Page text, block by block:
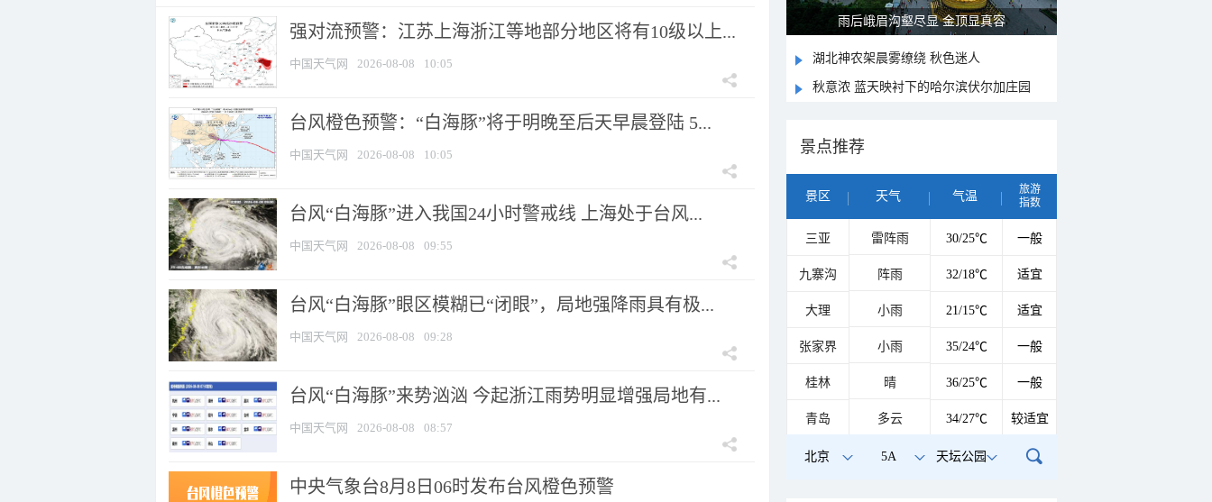
强对流预警：江苏上海浙江等地部分地区将有10级以上...
中国天气网 2026-08-08 10:05
台风橙色预警：“白海豚”将于明晚至后天早晨登陆 5...
中国天气网 2026-08-08 10:05
台风“白海豚”进入我国24小时警戒线 上海处于台风...
中国天气网 2026-08-08 09:55
台风“白海豚”眼区模糊已“闭眼”，局地强降雨具有极...
中国天气网 2026-08-08 09:28
台风“白海豚”来势汹汹 今起浙江雨势明显增强局地有...
中国天气网 2026-08-08 08:57
中央气象台8月8日06时发布台风橙色预警
雨后峨眉沟壑尽显 金顶显真容
湖北神农架晨雾缭绕 秋色迷人
秋意浓 蓝天映衬下的哈尔滨伏尔加庄园
景点推荐
景区 天气 气温
旅游
指数
三亚 雷阵雨 30/25℃ 一般
九寨沟 阵雨 32/18℃ 适宜
大理 小雨 21/15℃ 适宜
张家界 小雨 35/24℃ 一般
桂林 晴 36/25℃ 一般
青岛 多云 34/27℃ 较适宜
北京 5A 天坛公园